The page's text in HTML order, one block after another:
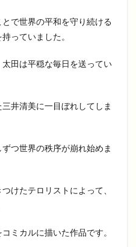
で世界の平和を守り続ける
っていました。
田は平穏な毎日を送ってい
井清美に一目ぼれしてしま
つ世界の秩序が崩れ始めま
けたテロリストによって、
ミカルに描いた作品です。